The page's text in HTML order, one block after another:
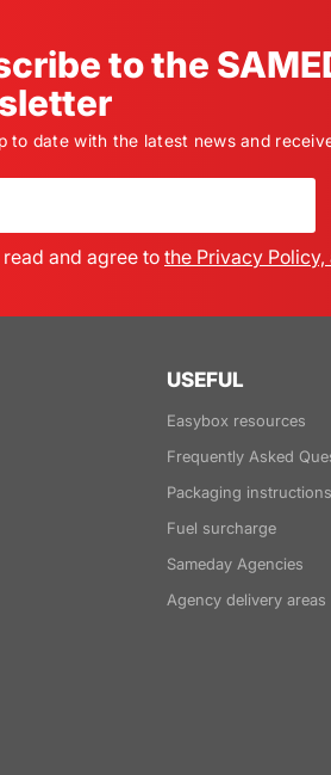
to the
to date with the latest news and
read and agree to the Privacy Policy,
USEFUL
Easybox resources
Frequently Asked
Packaging instructions
Fuel surcharge
Sameday Agencies
Agency delivery areas